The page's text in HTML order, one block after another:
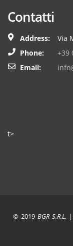
Contatti
Address:
Via
Phone:
+39
Email:
t>
© 2019 BGR S.R.L.